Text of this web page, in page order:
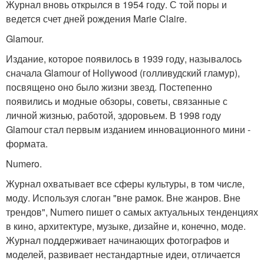
Журнал вновь открылся в 1954 году. С той поры и
ведется счет дней рождения Marie Claire.
Glamour.
Издание, которое появилось в 1939 году, называлось
сначала Glamour of Hollywood (голливудский гламур),
посвящено оно было жизни звезд. Постепенно
появились и модные обзоры, советы, связанные с
личной жизнью, работой, здоровьем. В 1998 году
Glamour стал первым изданием инновационного мини -
формата.
Numero.
Журнал охватывает все сферы культуры, в том числе,
моду. Используя слоган "вне рамок. Вне жанров. Вне
трендов", Numero пишет о самых актуальных тенденциях
в кино, архитектуре, музыке, дизайне и, конечно, моде.
Журнал поддерживает начинающих фотографов и
моделей, развивает нестандартные идеи, отличается